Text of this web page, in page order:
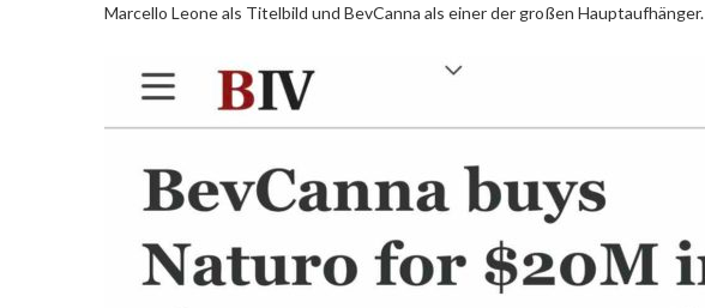
Marcello Leone als Titelbild und BevCanna als einer der großen Hauptaufhänger.